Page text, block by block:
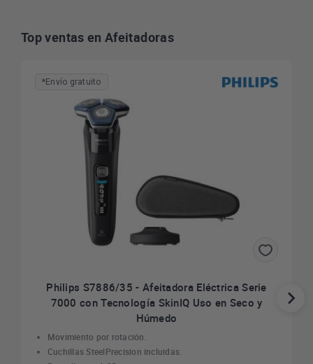
Top ventas en Afeitadoras
*Envío gratuito
Philips S7886/35 - Afeitadora Eléctrica Serie
7000 con Tecnología SkinIQ Uso en Seco y
Húmedo
Movimiento por rotación.
Cuchillas SteelPrecision incluidas.